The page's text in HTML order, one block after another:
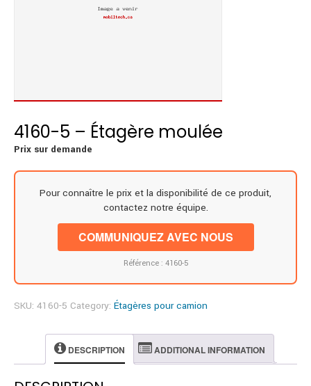
4160-5 – Étagère moulée
Prix sur demande
Pour connaître le prix et la disponibilité de ce produit,
contactez notre équipe.
COMMUNIQUEZ AVEC NOUS
Référence : 4160-5
SKU: 4160-5 Category: Étagères pour camion
DESCRIPTION ADDITIONAL INFORMATION